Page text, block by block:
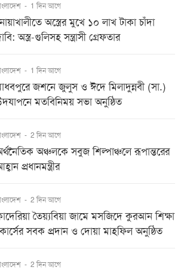
- 1 দিন আগে
অস্ত্রের মুখে ১০ লাখ টাকা চাঁদা
অস্ত্র-গুলিসহ সন্ত্রাসী গ্রেফতার
- 1 দিন আগে
জশনে জুলুস ও ঈদে মিলাদুন্নবী (সা.)
মতবিনিময় সভা অনুষ্ঠিত
- 2 দিন আগে
অঞ্চলকে সবুজ শিল্পাঞ্চলে রূপান্তরের
প্রধানমন্ত্রীর
- 2 দিন আগে
তৈয়্যবিয়া জামে মসজিদে কুরআন শিক্ষা
সবক প্রদান ও দোয়া মাহফিল অনুষ্ঠিত
- 2 দিন আগে